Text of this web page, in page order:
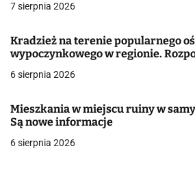
w
p
i
u
7 sierpnia 2026
Kradzież na terenie popularnego
wypoczynkowego w regionie.
6 sierpnia 2026
Mieszkania w miejscu ruiny w
Są nowe informacje
6 sierpnia 2026